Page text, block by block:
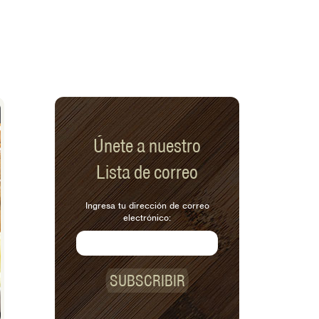
Únete a nuestro
Lista de correo
Ingresa tu dirección de correo
electrónico:
SUBSCRIBIR